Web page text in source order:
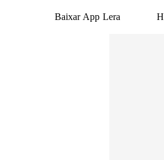
Baixar App Lera